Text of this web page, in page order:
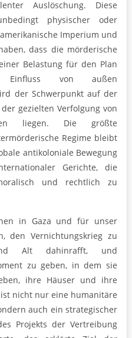
Auslöschung. Diese
physischer oder
Imperium und
dass die mörderische
Belastung für den Plan
von außen
der Schwerpunkt auf der
gezielten Verfolgung von
liegen. Die größte
Regime bleibt
antikoloniale Bewegung
Gerichte, die
und rechtlich zu
in Gaza und für unser
den Vernichtungskrieg zu
Alt dahinrafft, und
zu geben, in dem sie
ihre Häuser und ihre
nicht nur eine humanitäre
auch ein strategischer
Projekts der Vertreibung